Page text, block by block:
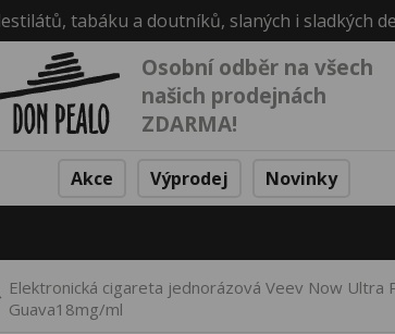
tabáku a doutníků, slaných i sladkých
Osobní odběr na všech
našich prodejnách
ZDARMA!
Akce Výprodej Novinky
Elektronická cigareta jednorázová Veev Now Ultra
Guava18mg/ml